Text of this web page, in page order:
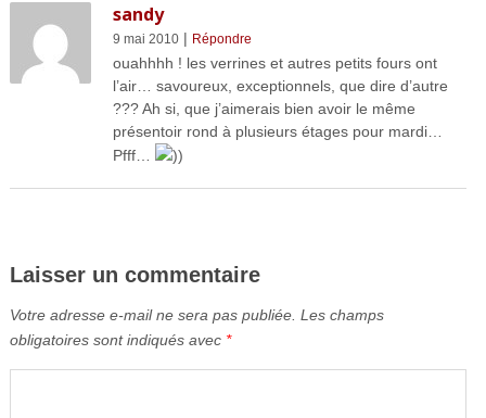
sandy
9 mai 2010| Répondre
ouahhhh ! les verrines et autres petits fours ont
l’air… savoureux, exceptionnels, que dire d’autre
??? Ah si, que j’aimerais bien avoir le même
présentoir rond à plusieurs étages pour mardi…
Pfff…
))
Laisser un commentaire
Votre adresse e-mail ne sera pas publiée. Les champs
obligatoires sont indiqués avec *